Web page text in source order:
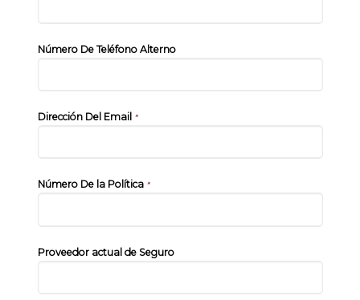
Número De Teléfono Alterno
Dirección Del Email *
Número De la Política*
Proveedor actual de Seguro